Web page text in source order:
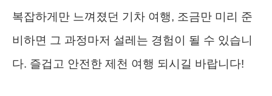
복잡하게만 느껴졌던 기차 여행, 조금만 미리 준
비하면 그 과정마저 설레는 경험이 될 수 있습니
다. 즐겁고 안전한 제천 여행 되시길 바랍니다!